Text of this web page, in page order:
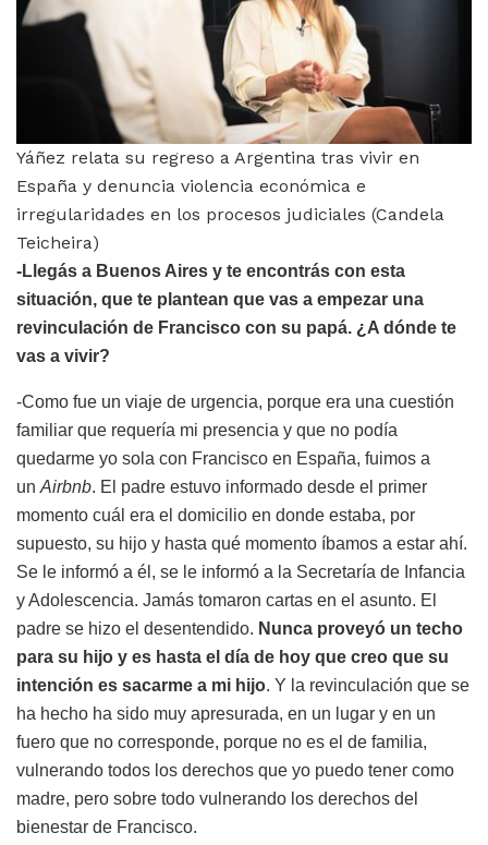
Yáñez relata su regreso a Argentina tras vivir en
España y denuncia violencia económica e
irregularidades en los procesos judiciales (Candela
Teicheira)
-Llegás a Buenos Aires y te encontrás con esta
situación, que te plantean que vas a empezar una
revinculación de Francisco con su papá. ¿A dónde te
vas a vivir?
-Como fue un viaje de urgencia, porque era una cuestión
familiar que requería mi presencia y que no podía
quedarme yo sola con Francisco en España, fuimos a
un Airbnb. El padre estuvo informado desde el primer
momento cuál era el domicilio en donde estaba, por
supuesto, su hijo y hasta qué momento íbamos a estar ahí.
Se le informó a él, se le informó a la Secretaría de Infancia
y Adolescencia. Jamás tomaron cartas en el asunto. El
padre se hizo el desentendido. Nunca proveyó un techo
para su hijo y es hasta el día de hoy que creo que su
intención es sacarme a mi hijo. Y la revinculación que se
ha hecho ha sido muy apresurada, en un lugar y en un
fuero que no corresponde, porque no es el de familia,
vulnerando todos los derechos que yo puedo tener como
madre, pero sobre todo vulnerando los derechos del
bienestar de Francisco.